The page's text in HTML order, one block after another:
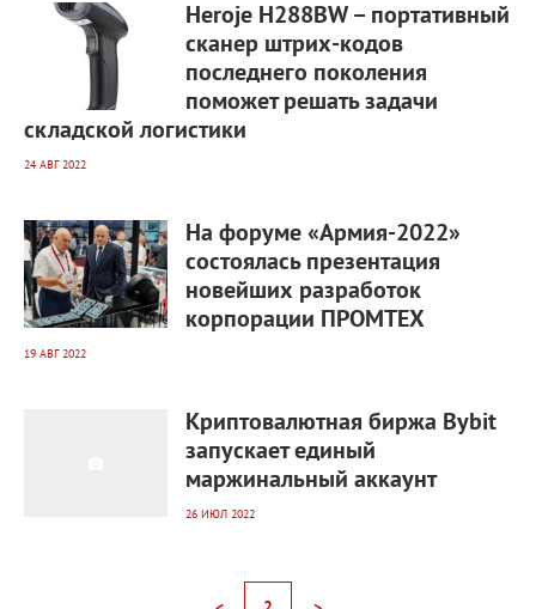
Heroje H288BW – портативный
сканер штрих-кодов
последнего поколения
поможет решать задачи
складской логистики
24 АВГ 2022
На форуме «Армия-2022»
состоялась презентация
новейших разработок
корпорации ПРОМТЕХ
19 АВГ 2022
Криптовалютная биржа Bybit
запускает единый
маржинальный аккаунт
26 ИЮЛ 2022